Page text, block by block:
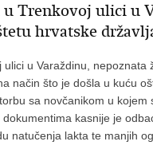
u Trenkovoj ulici u
hrvatske
u Varaždinu,
način što je došla u kuću
sa novčanikom u
kasnije je
natučenja lakta te manjih